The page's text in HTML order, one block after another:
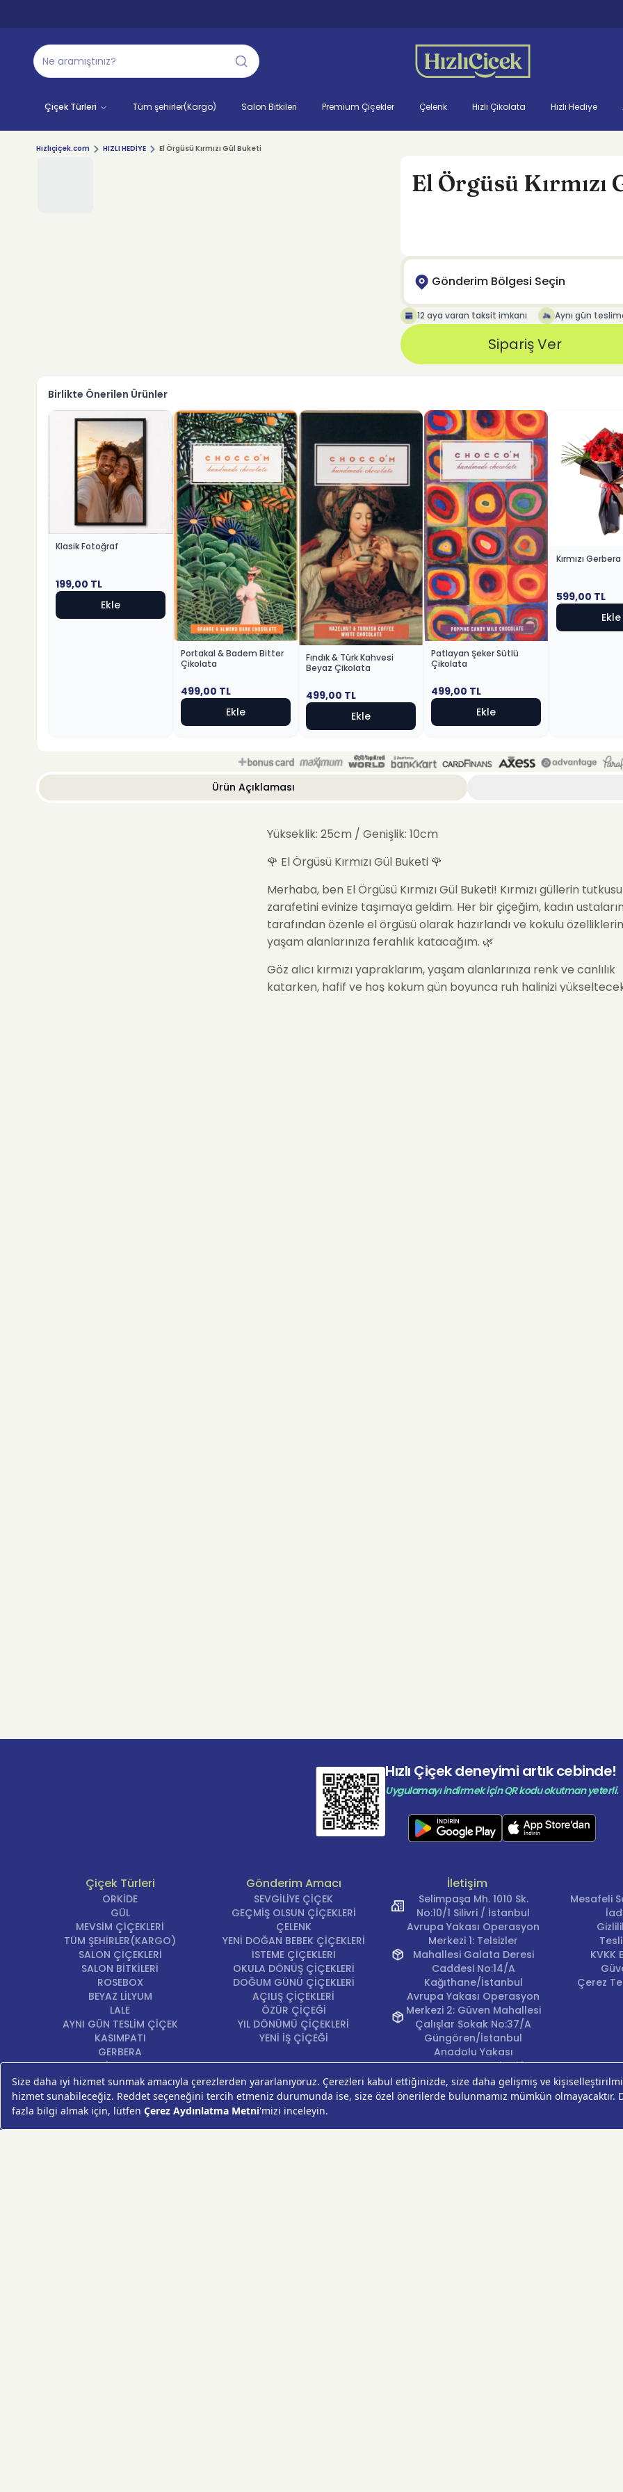
Çiçek Türleri Tüm şehirler(Kargo) Salon Bitkileri Premium Çiçekler Çelenk Hızlı Çikolata Hızlı Hediye
Hızlıçiçek.com HIZLI HEDİYE El Örgüsü Kırmızı Gül Buketi
El Örgüsü Kırmızı
Gönderim Bölgesi Seçin
12 aya varan taksit imkanı Aynı gün
Sipariş Ver
Birlikte Önerilen Ürünler
Klasik Fotoğraf
199,00 TL
Ekle
Portakal & Badem Bitter
Çikolata
499,00 TL
Ekle
Fındık & Türk Kahvesi
Beyaz Çikolata
499,00 TL
Ekle
Patlayan Şeker Sütlü
Çikolata
499,00 TL
Ekle
Kırmızı
599,00 TL
Ekle
Ürün Açıklaması
Yükseklik: 25cm / Genişlik: 10cm
🌹 El Örgüsü Kırmızı Gül Buketi 🌹
Merhaba, ben El Örgüsü Kırmızı Gül Buketi! Kırmızı güllerin
zarafetini evinize taşımaya geldim. Her bir çiçeğim, kadın
tarafından özenle el örgüsü olarak hazırlandı ve kokulu
yaşam alanlarınıza ferahlık katacağım. 🌿
Göz alıcı kırmızı yapraklarım, yaşam alanlarınıza renk ve canlılık
katarken, hafif ve hoş kokum gün boyunca ruh halinizi
Hızlı Çiçek deneyimi artık cebinde!
Uygulamayı indirmek için QR kodu okutman yeterli.
Çiçek Türleri
ORKİDE
GÜL
MEVSİM ÇİÇEKLERİ
TÜM ŞEHİRLER(KARGO)
SALON ÇİÇEKLERİ
SALON BİTKİLERİ
ROSEBOX
BEYAZ LİLYUM
LALE
AYNI GÜN TESLİM ÇİÇEK
KASIMPATI
GERBERA
KRİZANTEM
ŞEBBOY
FREZYA
ORTANCA
Gönderim Amacı
SEVGİLİYE ÇİÇEK
GEÇMİŞ OLSUN ÇİÇEKLERİ
ÇELENK
YENİ DOĞAN BEBEK ÇİÇEKLERİ
İSTEME ÇİÇEKLERİ
OKULA DÖNÜŞ ÇİÇEKLERİ
DOĞUM GÜNÜ ÇİÇEKLERİ
AÇILIŞ ÇİÇEKLERİ
ÖZÜR ÇİÇEĞİ
YIL DÖNÜMÜ ÇİÇEKLERİ
YENİ İŞ ÇİÇEĞİ
İletişim
Selimpaşa Mh. 1010 Sk.
No:10/1 Silivri / İstanbul
Avrupa Yakası Operasyon
Merkezi 1: Telsizler
Mahallesi Galata Deresi
Caddesi No:14/A
Kağıthane/İstanbul
Avrupa Yakası Operasyon
Merkezi 2: Güven Mahallesi
Çalışlar Sokak No:37/A
Güngören/İstanbul
Anadolu Yakası
Operasyon Merkezi 1:
Cumhuriyet Mahallesi
Pırlanta Sokak No:24
Mesafeli
KVKK
Çerez